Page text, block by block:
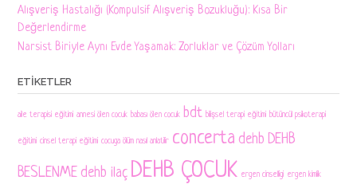
Alışveriş Hastalığı (Kompulsif Alışveriş Bozukluğu): Kısa Bir
Değerlendirme
Narsist Biriyle Aynı Evde Yaşamak: Zorluklar ve Çözüm Yolları
ETIKETLER
aile terapisi eğitimi annesi ölen cocuk babası ölen cocuk bdt bilişsel terapi eğitimi bütüncül psikoterapi
eğitimi cinsel terapi eğitimi cocuga ölüm nasıl anlatilir concerta dehb DEHB
BESLENME dehb ilaç DEHB ÇOCUK ergen cinselligi ergen kimlik